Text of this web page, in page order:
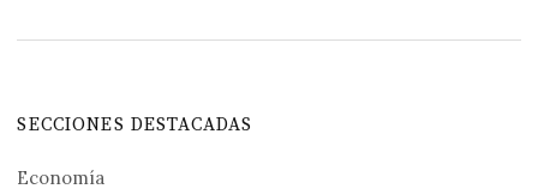
SECCIONES DESTACADAS
Economía